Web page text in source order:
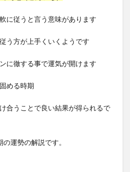
に従うと言う意味があります
う方が上手くいくようです
に徹する事で運気が開けます
める時期
合うことで良い結果が得られるで
運勢の解説です。